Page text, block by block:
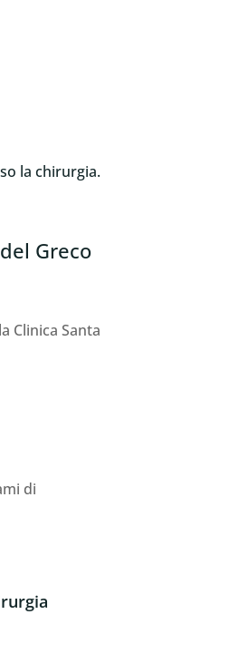
la chirurgia.
Greco
Clinica Santa
di